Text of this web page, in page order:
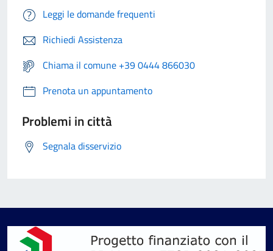
Leggi le domande frequenti
Richiedi Assistenza
Chiama il comune +39 0444 866030
Prenota un appuntamento
Problemi in città
Segnala disservizio